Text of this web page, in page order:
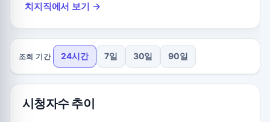
치지직에서 보기 →
조회 기간 24시간 7일 30일 90일
시청자수 추이